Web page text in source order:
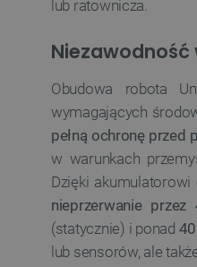
lub ratownicza.
Obudowa robota
wymagających
pełną ochronę przed
w warunkach
Dzięki
nieprzerwanie przez
(statycznie) i ponad
lub sensorów, ale